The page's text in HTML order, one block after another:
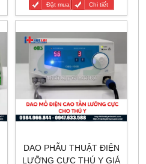
Đặt mua Chi tiết
DAO PHẪU THUẬT ĐIỆN
LƯỠNG CỰC THÚ Y GIÁ